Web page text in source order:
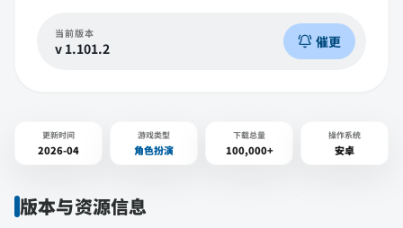
当前版本
v 1.101.2 催更
更新时间
2026-04
游戏类型
角色扮演
下载总量
100,000+
操作系统
安卓
版本与资源信息